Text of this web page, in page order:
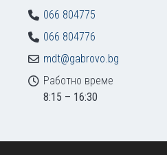
066 804775
066 804776
mdt@gabrovo.bg
Работно време
8:15 – 16:30